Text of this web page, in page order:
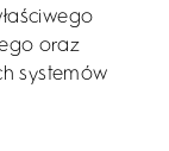
oraz
systemów